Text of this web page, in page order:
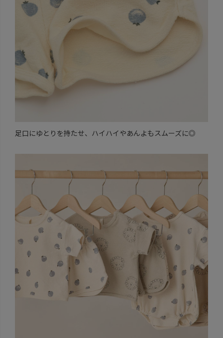
足口にゆとりを持たせ、ハイハイやあんよもスムーズに◎